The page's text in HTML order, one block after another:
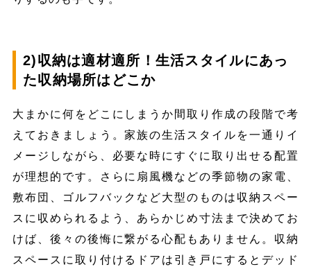
2)収納は適材適所！生活スタイルにあっ
た収納場所はどこか
大まかに何をどこにしまうか間取り作成の段階で考
えておきましょう。家族の生活スタイルを一通りイ
メージしながら、必要な時にすぐに取り出せる配置
が理想的です。さらに扇風機などの季節物の家電、
敷布団、ゴルフバックなど大型のものは収納スペー
スに収められるよう、あらかじめ寸法まで決めてお
けば、後々の後悔に繋がる心配もありません。収納
スペースに取り付けるドアは引き戸にするとデッド